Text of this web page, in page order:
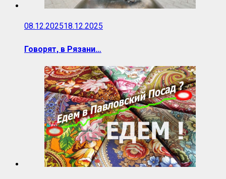
08.12.202518.12.2025
Говорят, в Рязани…